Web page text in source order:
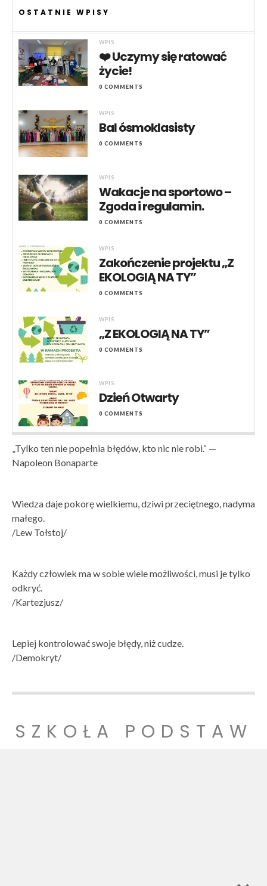
OSTATNIE WPISY
WPIS
❤️ Uczymy się ratować
życie!
0 COMMENTS
WPIS
Bal ósmoklasisty
0 COMMENTS
WPIS
Wakacje na sportowo –
Zgoda i regulamin.
0 COMMENTS
WPIS
Zakończenie projektu „Z
EKOLOGIĄ NA TY”
0 COMMENTS
WPIS
„Z EKOLOGIĄ NA TY”
0 COMMENTS
WPIS
Dzień Otwarty
0 COMMENTS
„Tylko ten nie popełnia błędów, kto nic nie robi.“ —
Napoleon Bonaparte
Wiedza daje pokorę wielkiemu, dziwi przeciętnego, nadyma
małego.
/Lew Tołstoj/
Każdy człowiek ma w sobie wiele możliwości, musi je tylko
odkryć.
/Kartezjusz/
Lepiej kontrolować swoje błędy, niż cudze.
/Demokryt/
SZKOŁA PODSTAW